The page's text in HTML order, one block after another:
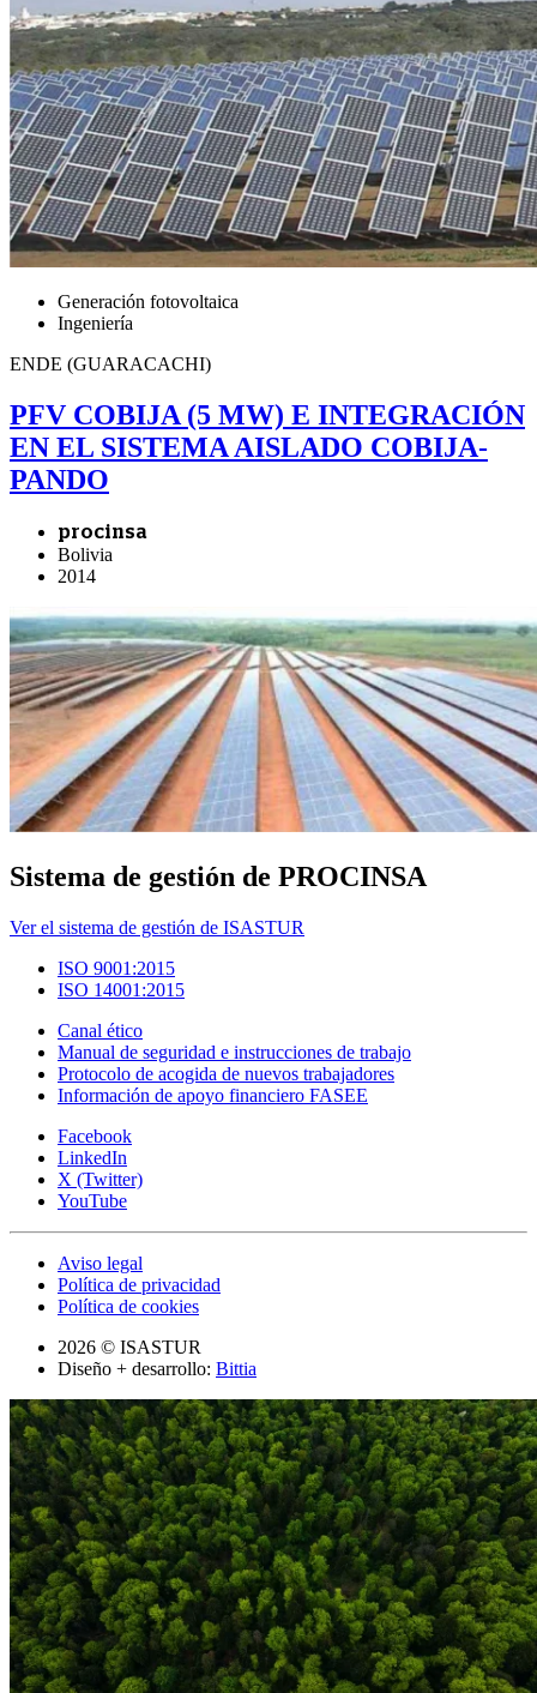
Generación fotovoltaica
Ingeniería
ENDE (GUARACACHI)
PFV COBIJA (5 MW) E INTEGRACIÓN
EN EL SISTEMA AISLADO COBIJA-
PANDO
procinsa
Bolivia
2014
Sistema de gestión de PROCINSA
Ver el sistema de gestión de ISASTUR
ISO 9001:2015
ISO 14001:2015
Canal ético
Manual de seguridad e instrucciones de trabajo
Protocolo de acogida de nuevos trabajadores
Información de apoyo financiero FASEE
Facebook
LinkedIn
X (Twitter)
YouTube
Aviso legal
Política de privacidad
Política de cookies
2026 © ISASTUR
Diseño + desarrollo: Bittia